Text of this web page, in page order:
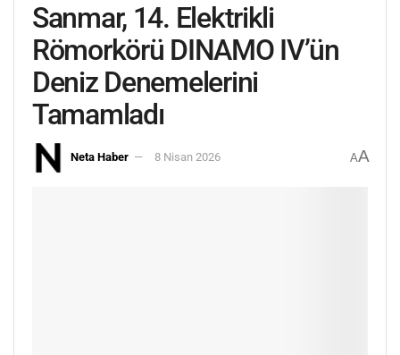
Sanmar, 14. Elektrikli
Römorkörü DINAMO IV’ün
Deniz Denemelerini
Tamamladı
Neta Haber 8 Nisan 2026 AA